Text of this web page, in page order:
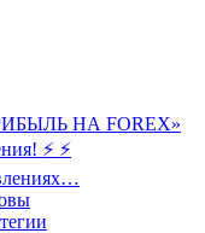
НА FOREX»
⚡ ⚡